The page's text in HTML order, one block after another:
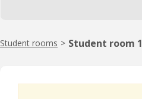
Student rooms > Student room